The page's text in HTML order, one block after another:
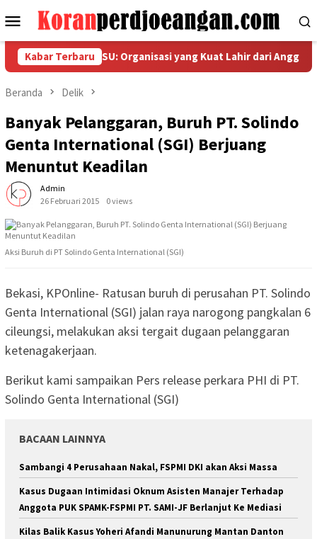
ke
Menu
Mobile
Kabar Terbaru
PT HAMATETSU: Organisasi yang Kuat Lahir dari Anggota yang
Beranda Delik
Banyak Pelanggaran, Buruh PT. Solindo
Genta International (SGI) Berjuang
Menuntut Keadilan
Admin
26 Februari 2015
0 views
Aksi Buruh di PT Solindo Genta International (SGI)
Bekasi, KPOnline- Ratusan buruh di perusahan PT. Solindo
Genta International (SGI) jalan raya narogong pangkalan 6
cileungsi, melakukan aksi tergait dugaan pelanggaran
ketenagakerjaan.
Berikut kami sampaikan Pers release perkara PHI di PT.
Solindo Genta International (SGI)
BACAAN LAINNYA
Sambangi 4 Perusahaan Nakal, FSPMI DKI akan Aksi Massa
Kasus Dugaan Intimidasi Oknum Asisten Manajer Terhadap
Anggota PUK SPAMK-FSPMI PT. SAMI-JF Berlanjut Ke Mediasi
Kilas Balik Kasus Yoheri Afandi Manunurung Mantan Danton